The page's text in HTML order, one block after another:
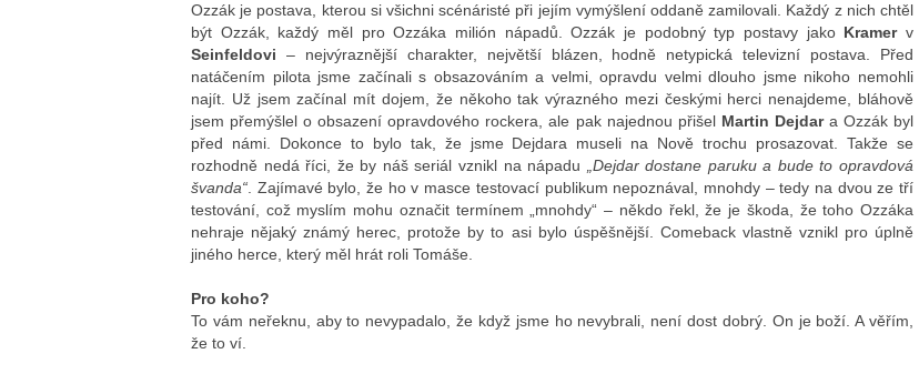
Ozzák je postava, kterou si všichni scénáristé při jejím vymýšlení oddaně zamilovali. Každý z nich chtěl
být Ozzák, každý měl pro Ozzáka milión nápadů. Ozzák je podobný typ postavy jako Kramerv
Seinfeldovi – nejvýraznější charakter, největší blázen, hodně netypická televizní postava. Před
natáčením pilota jsme začínali s obsazováním a velmi, opravdu velmi dlouho jsme nikoho nemohli
najít. Už jsem začínal mít dojem, že někoho tak výrazného mezi českými herci nenajdeme, bláhově
jsem přemýšlel o obsazení opravdového rockera, ale pak najednou přišel Martin Dejdar a Ozzák byl
před námi. Dokonce to bylo tak, že jsme Dejdara museli na Nově trochu prosazovat. Takže se
rozhodně nedá říci, že by náš seriál vznikl na nápadu
„Dejdar dostane paruku a bude to opravdová
švanda“ . Zajímavé bylo, že ho v masce testovací publikum nepoznával, mnohdy – tedy na dvou ze tří
testování, což myslím mohu označit termínem „mnohdy“ – někdo řekl, že je škoda, že toho Ozzáka
nehraje nějaký známý herec, protože by to asi bylo úspěšnější. Comeback vlastně vznikl pro úplně
jiného herce, který měl hrát roli Tomáše.
Pro koho?
To vám neřeknu, aby to nevypadalo, že když jsme ho nevybrali, není dost dobrý. On je boží. A věřím,
že to ví.